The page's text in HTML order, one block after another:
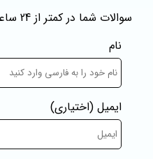
سوالات شما در کمتر از 24 ساعت پاسخ داده خواهند شد
نام
ایمیل (اختیاری)